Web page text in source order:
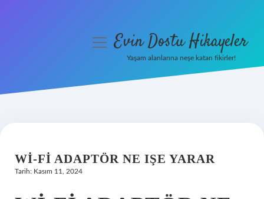
Hakkımızda
menüyüEvin Dostu Hikayeler
Yaşam alanlarına neşe katan fikirler!
WI-FI ADAPTÖR NE IŞE YARAR
Tarih: Kasım 11, 2024